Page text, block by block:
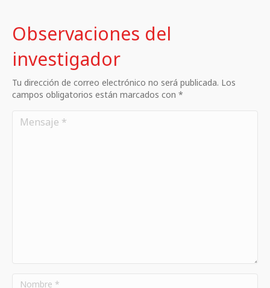
Observaciones del
investigador
Tu dirección de correo electrónico no será publicada. Los
campos obligatorios están marcados con *